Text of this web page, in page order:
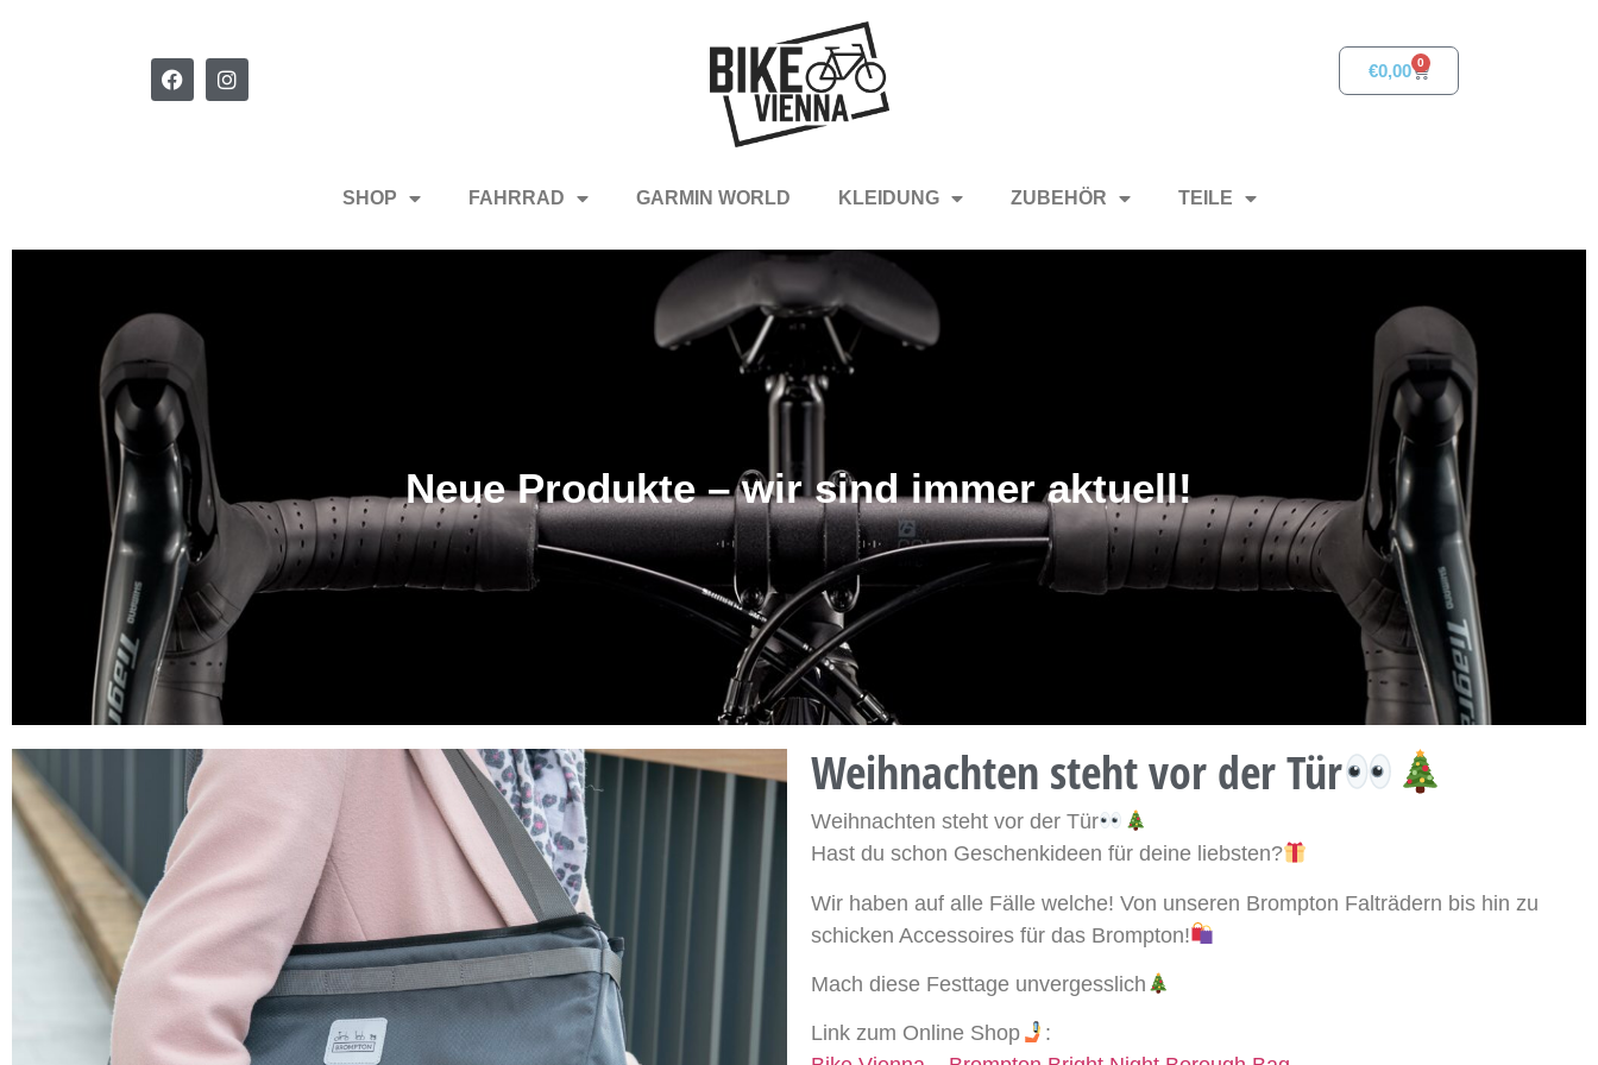
€0,00 0
SHOP FAHRRAD GARMIN WORLD KLEIDUNG ZUBEHÖR TEILE
Neue Produkte – wir sind immer aktuell!
Weihnachten steht vor der Tür
Weihnachten steht vor der Tür
Hast du schon Geschenkideen für deine liebsten?
Wir haben auf alle Fälle welche! Von unseren Brompton Falträdern bis hin zu
schicken Accessoires für das Brompton!
Mach diese Festtage unvergesslich
Link zum Online Shop
: